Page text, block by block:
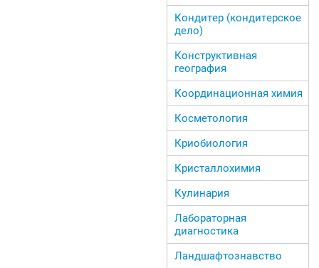
Кондитер (кондитерское
дело)
Конструктивная
география
Координационная химия
Косметология
Криобиология
Кристаллохимия
Кулинария
Лабораторная
диагностика
Ландшафтознавство